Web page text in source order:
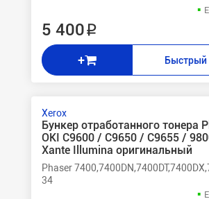
5 400 ₽
+ Быстрый
Xerox
Бункер отработанного тонера
OKI C9600 / C9650 / C9655 /
Xante Illumina оригинальный
Phaser
34